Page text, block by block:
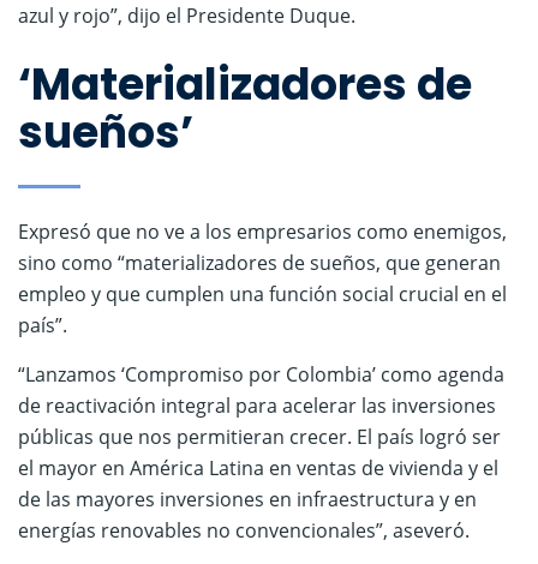
azul y rojo”, dijo el Presidente Duque.
‘Materializadores de
sueños’
Expresó que no ve a los empresarios como enemigos,
sino como “materializadores de sueños, que generan
empleo y que cumplen una función social crucial en el
país”.
“Lanzamos ‘Compromiso por Colombia’ como agenda
de reactivación integral para acelerar las inversiones
públicas que nos permitieran crecer. El país logró ser
el mayor en América Latina en ventas de vivienda y el
de las mayores inversiones en infraestructura y en
energías renovables no convencionales”, aseveró.